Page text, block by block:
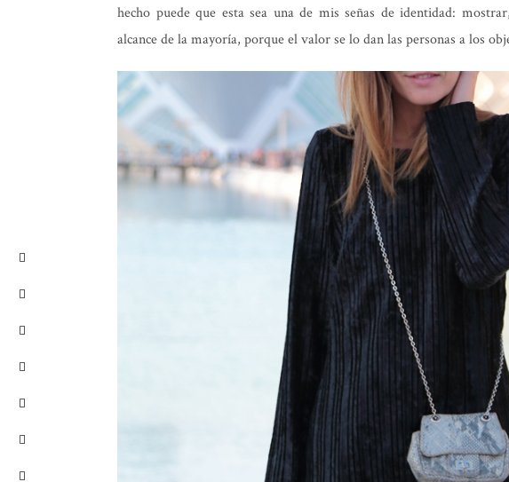
hecho puede que esta sea una de mis señas de identidad:
alcance de la mayoría, porque el valor se lo dan las personas a los